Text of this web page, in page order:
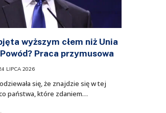
wyższym cłem niż Unia
Praca przymusowa
LIPCA 2026
się, że znajdzie się w tej
państwa, które zdaniem…